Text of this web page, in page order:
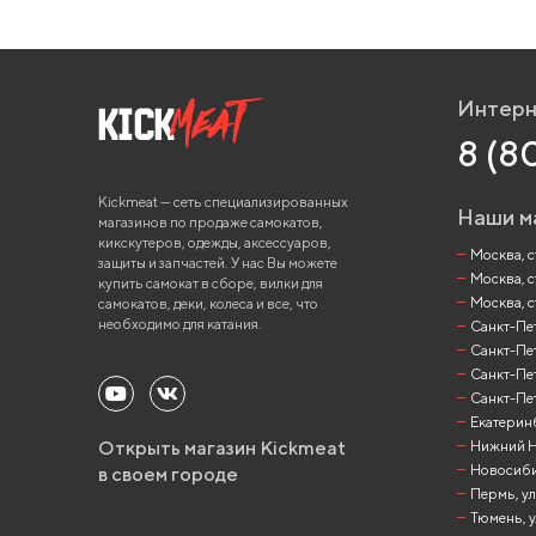
Kickmeat — сеть специализированных
магазинов по продаже самокатов,
кикскутеров, одежды, аксессуаров,
защиты и запчастей. У нас Вы можете
купить самокат в сборе, вилки для
самокатов, деки, колеса и все, что
необходимо для катания.
Открыть магазин Kickmeat
в своем городе
8
Наши
Москва,
Москва,
Москва,
Санкт-
Санкт-
Санкт-
Санкт-
Нижний
Пермь,
Тюмень,